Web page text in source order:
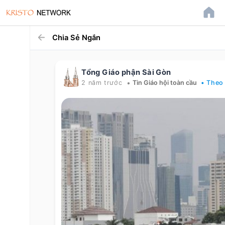
Chia Sẻ Ngắn
Tổng Giáo phận Sài Gòn
2 năm trước • Tin Giáo hội toàn cầu •